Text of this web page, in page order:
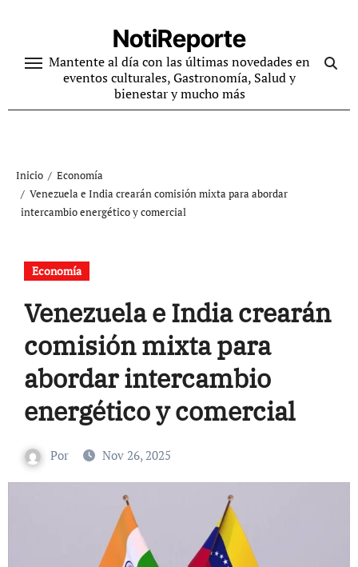
contenido
NotiReporte
Mantente al día con las últimas novedades en
eventos culturales, Gastronomía, Salud y
bienestar y mucho más
Inicio
Economía
Venezuela e India crearán comisión mixta para abordar
intercambio energético y comercial
Economía
Venezuela e India crearán
comisión mixta para
abordar intercambio
energético y comercial
Por Nov 26, 2025